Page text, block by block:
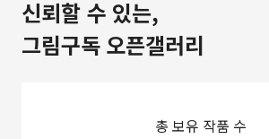
신뢰할 수 있는,
그림구독 오픈갤러리
총 보유 작품 수